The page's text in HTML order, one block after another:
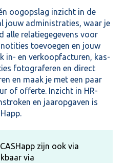
oogopslag inzicht in de
jouw administraties, waar je
alle relatiegegevens voor
toevoegen en jouw
in- en verkoopfacturen, kas-
fotograferen en direct
en maak je met een paar
of offerte. Inzicht in HR-
en jaaropgaven is
zijn ook via
via